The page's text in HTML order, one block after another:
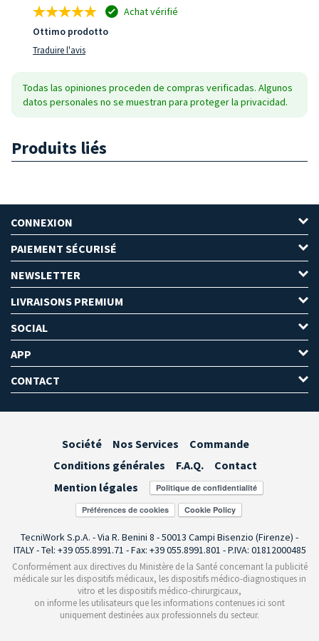
Achat vérifié
Ottimo prodotto
Traduire l'avis
Todas las opiniones proceden de compras verificadas. Algunos
datos personales no se muestran para proteger la privacidad.
Produits liés
CONNEXION
PAIEMENT SÉCURISÉ
NEWSLETTER
LIVRAISONS PREMIUM
SOCIAL
APP
CONTACT
Société Nos Services
Commande
Conditions générales
F.A.Q.
Contact
Mention légales
Préférences de cookies
TecniWork S.p.A. - Via R. Benini 8 - 50013 Campi Bisenzio (Firenze) -
ITALY - Tel: +39 055.8991.71 - Fax: +39 055.8991.801 - P.IVA: 01812000485
Conformément aux directives du Ministère de la Santé concernant la publicité
médicale sur les dispositifs médicaux, les dispositifs médico-diagnostiques in
vitro et les dispositifs médico-chirurgicaux,
on informe les utilisateurs que les informations contenues ici sont
uniquement destinées aux professionnels du secteur.